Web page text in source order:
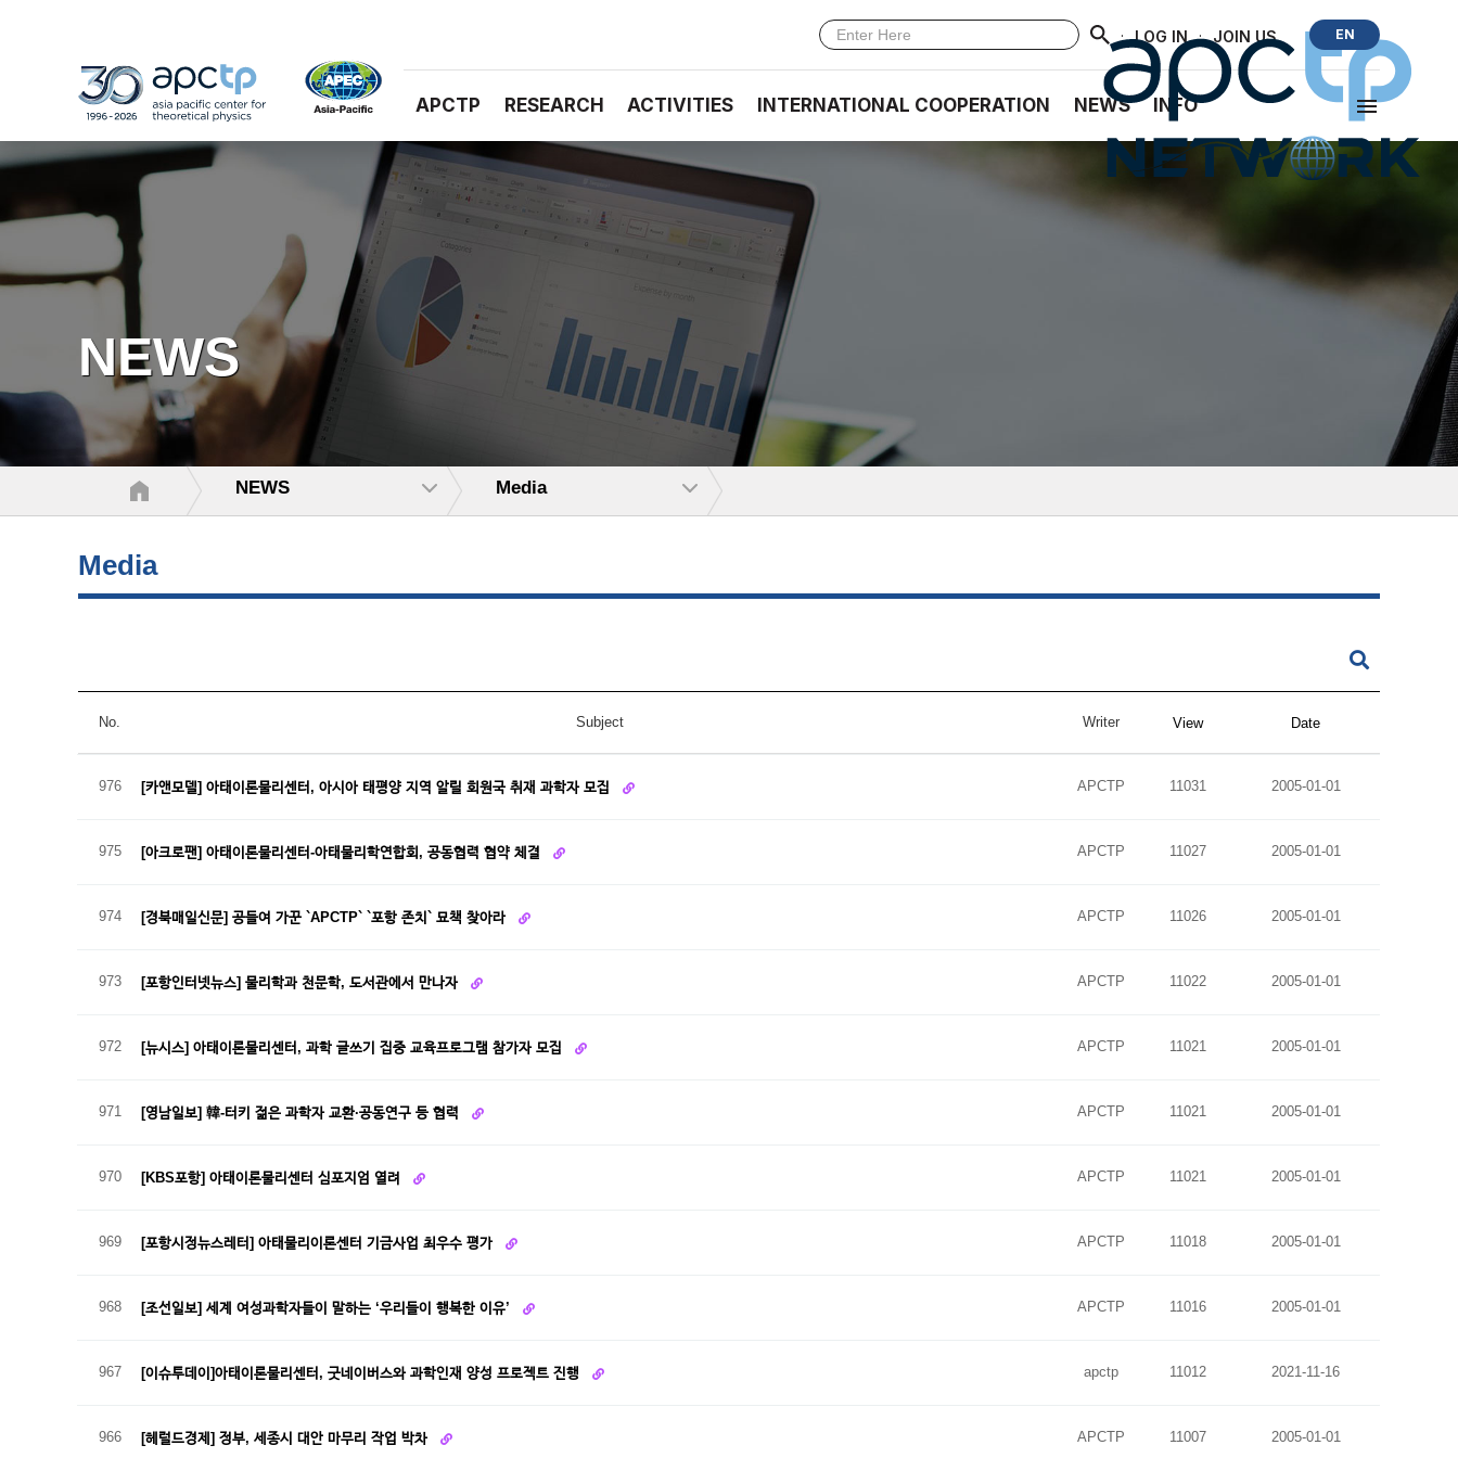
· LOG IN · JOIN US EN
APCTP RESEARCH ACTIVITIES INTERNATIONAL COOPERATION NEWS INFO
NEWS
NEWS Media
Media
No. Subject Writer View Date
976 [카앤모델] 아태이론물리센터, 아시아 태평양 지역 알릴 회원국 취재 과학자 모집 APCTP 11031 2005-01-01
975 [아크로팬] 아태이론물리센터-아태물리학연합회, 공동협력 협약 체결 APCTP 11027 2005-01-01
974 [경북매일신문] 공들여 가꾼 `APCTP` `포항 존치` 묘책 찾아라 APCTP 11026 2005-01-01
973 [포항인터넷뉴스] 물리학과 천문학, 도서관에서 만나자 APCTP 11022 2005-01-01
972 [뉴시스] 아태이론물리센터, 과학 글쓰기 집중 교육프로그램 참가자 모집 APCTP 11021 2005-01-01
971 [영남일보] 韓-터키 젊은 과학자 교환·공동연구 등 협력 APCTP 11021 2005-01-01
970 [KBS포항] 아태이론물리센터 심포지엄 열려 APCTP 11021 2005-01-01
969 [포항시정뉴스레터] 아태물리이론센터 기금사업 최우수 평가 APCTP 11018 2005-01-01
968 [조선일보] 세계 여성과학자들이 말하는 ‘우리들이 행복한 이유’ APCTP 11016 2005-01-01
967 [이슈투데이]아태이론물리센터, 굿네이버스와 과학인재 양성 프로젝트 진행 apctp 11012 2021-11-16
966 [헤럴드경제] 정부, 세종시 대안 마무리 작업 박차 APCTP 11007 2005-01-01